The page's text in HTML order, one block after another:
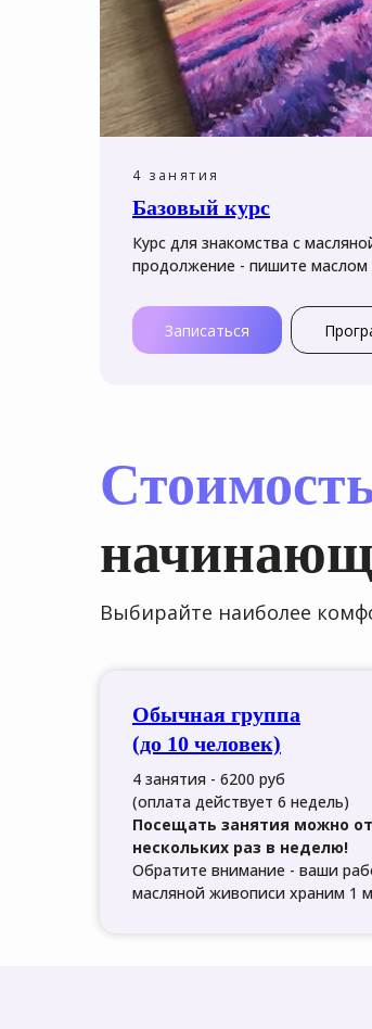
4 занятия
Базовый курс
Курс для знакомства с
продолжение - пишите маслом
Записаться
Выбирайте наиболее
Обычная группа
(до 10 человек)
4 занятия - 6200 руб
(оплата действует 6 недель)
Посещать занятия можно
нескольких раз в неделю!
Обратите внимание - ваши
масляной живописи храним 1